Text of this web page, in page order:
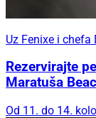
Uz Fenixe i chefa
Rezervirajte
Maratuša
Od 11. do 14.